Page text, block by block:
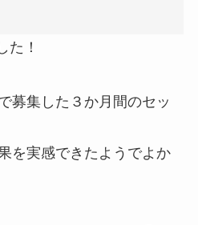
た！
募集した３か月間のセッ
を実感できたようでよか